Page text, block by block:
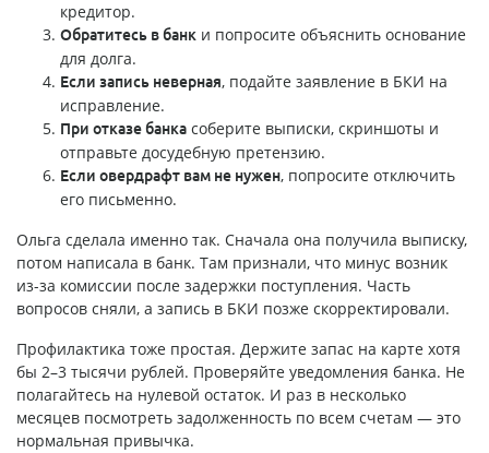
кредитор.
Обратитесь в банк и попросите объяснить основание
для долга.
Если запись неверная, подайте заявление в БКИ на
исправление.
При отказе банка соберите выписки, скриншоты и
отправьте досудебную претензию.
Если овердрафт вам не нужен, попросите отключить
его письменно.
Ольга сделала именно так. Сначала она получила выписку,
потом написала в банк. Там признали, что минус возник
из-за комиссии после задержки поступления. Часть
вопросов сняли, а запись в БКИ позже скорректировали.
Профилактика тоже простая. Держите запас на карте хотя
бы 2–3 тысячи рублей. Проверяйте уведомления банка. Не
полагайтесь на нулевой остаток. И раз в несколько
месяцев посмотреть задолженность по всем счетам — это
нормальная привычка.